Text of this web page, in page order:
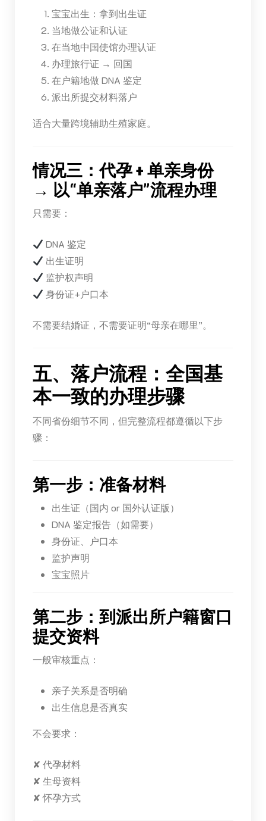
宝宝出生：拿到出生证
当地做公证和认证
在当地中国使馆办理认证
办理旅行证 → 回国
在户籍地做 DNA 鉴定
派出所提交材料落户
适合大量跨境辅助生殖家庭。
情况三：代孕 + 单亲身份
→ 以“单亲落户”流程办理
只需要：
DNA 鉴定
出生证明
监护权声明
身份证+户口本
不需要结婚证，不需要证明“母亲在哪里”。
五、落户流程：全国基
本一致的办理步骤
不同省份细节不同，但完整流程都遵循以下步
骤：
第一步：准备材料
出生证（国内 or 国外认证版）
DNA 鉴定报告（如需要）
身份证、户口本
监护声明
宝宝照片
第二步：到派出所户籍窗口
提交资料
一般审核重点：
亲子关系是否明确
出生信息是否真实
不会要求：
✘ 代孕材料
✘ 生母资料
✘ 怀孕方式